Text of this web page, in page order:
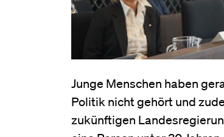
Junge Menschen haben
Politik nicht gehört und
zukünftigen